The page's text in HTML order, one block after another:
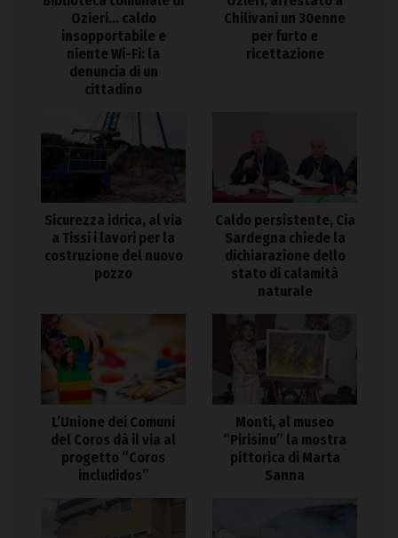
Ozieri… caldo
insopportabile e
niente Wi-Fi: la
denuncia di un
cittadino
Chilivani un 30enne
per furto e
ricettazione
Sicurezza idrica, al via
a Tissi i lavori per la
costruzione del nuovo
pozzo
Caldo persistente, Cia
Sardegna chiede la
dichiarazione dello
stato di calamità
naturale
L’Unione dei Comuni
del Coros dà il via al
progetto “Coros
includidos”
Monti, al museo
“Pirisinu” la mostra
pittorica di Marta
Sanna